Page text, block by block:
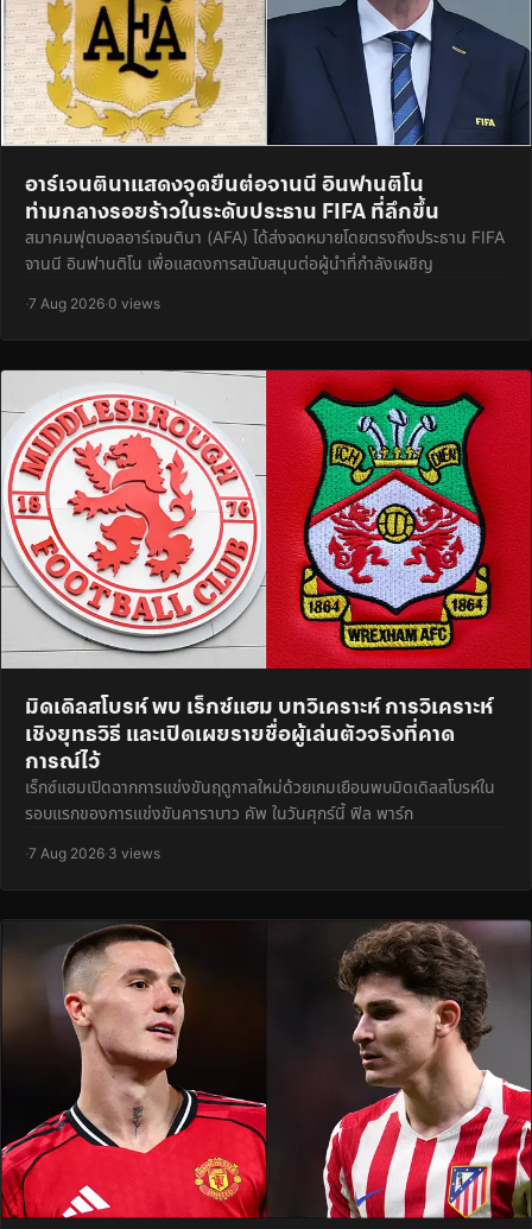
อาร์เจนตินาแสดงจุดยืนต่อจานนี อินฟานติโน
ท่ามกลางรอยร้าวในระดับประธาน FIFA ที่ลึกขึ้น
สมาคมฟุตบอลอาร์เจนตินา (AFA) ได้ส่งจดหมายโดยตรงถึงประธาน FIFA
จานนี อินฟานติโน เพื่อแสดงการสนับสนุนต่อผู้นำที่กำลังเผชิญ
·7 Aug 2026·0 views
มิดเดิลสโบรห์ พบ เร็กซ์แฮม บทวิเคราะห์ การวิเคราะห์
เชิงยุทธวิธี และเปิดเผยรายชื่อผู้เล่นตัวจริงที่คาด
การณ์ไว้
เร็กซ์แฮมเปิดฉากการแข่งขันฤดูกาลใหม่ด้วยเกมเยือนพบมิดเดิลสโบรห์ใน
รอบแรกของการแข่งขันคาราบาว คัพ ในวันศุกร์นี้ ฟิล พาร์ก
·7 Aug 2026·3 views